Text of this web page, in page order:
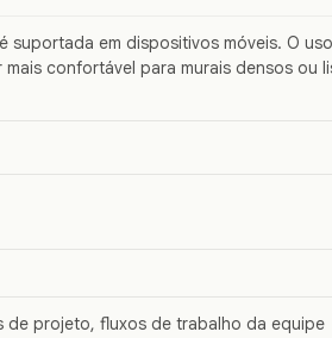
suportada em dispositivos móveis. O
confortável para murais densos ou
de projeto, fluxos de trabalho da equipe